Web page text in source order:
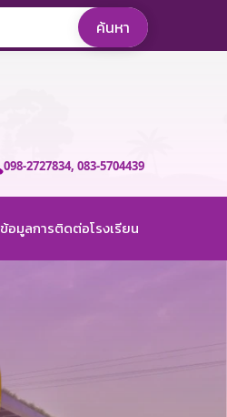
098-2727834, 083-5704439
ข้อมูลการติดต่อโรงเรียน